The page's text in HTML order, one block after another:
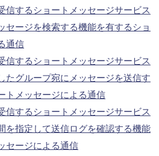
信するショートメッセージサービス
セージを検索する機能を有するショ
通信
信するショートメッセージサービス
たグループ宛にメッセージを送信す
トメッセージによる通信
信するショートメッセージサービス
を指定して送信ログを確認する機能
セージによる通信